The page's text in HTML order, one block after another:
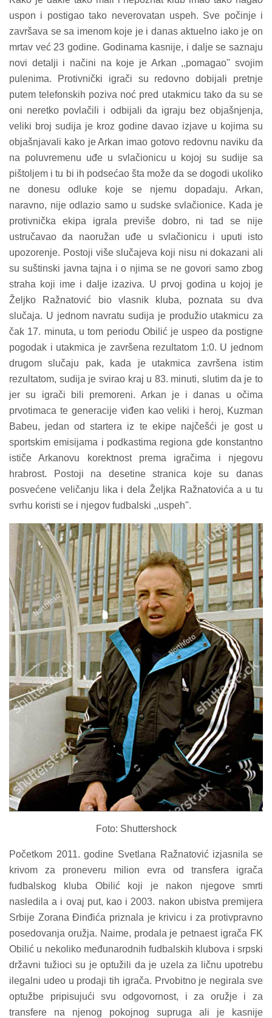
uspon i postigao tako neverovatan uspeh. Sve počinje i
završava se sa imenom koje je i danas aktuelno iako je on
mrtav već 23 godine. Godinama kasnije, i dalje se saznaju
novi detalji i načini na koje je Arkan ,,pomagao'' svojim
pulenima. Protivnički igrači su redovno dobijali pretnje
putem telefonskih poziva noć pred utakmicu tako da su se
oni neretko povlačili i odbijali da igraju bez objašnjenja,
veliki broj sudija je kroz godine davao izjave u kojima su
objašnjavali kako je Arkan imao gotovo redovnu naviku da
na poluvremenu uđe u svlačionicu u kojoj su sudije sa
pištoljem i tu bi ih podsećao šta može da se dogodi ukoliko
ne donesu odluke koje se njemu dopadaju. Arkan,
naravno, nije odlazio samo u sudske svlačionice. Kada je
protivnička ekipa igrala previše dobro, ni tad se nije
ustručavao da naoružan uđe u svlačionicu i uputi isto
upozorenje. Postoji više slučajeva koji nisu ni dokazani ali
su suštinski javna tajna i o njima se ne govori samo zbog
straha koji ime i dalje izaziva. U prvoj godina u kojoj je
Željko Ražnatović bio vlasnik kluba, poznata su dva
slučaja. U jednom navratu sudija je produžio utakmicu za
čak 17. minuta, u tom periodu Obilić je uspeo da postigne
pogodak i utakmica je završena rezultatom 1:0. U jednom
drugom slučaju pak, kada je utakmica završena istim
rezultatom, sudija je svirao kraj u 83. minuti, slutim da je to
jer su igrači bili premoreni. Arkan je i danas u očima
prvotimaca te generacije viđen kao veliki i heroj, Kuzman
Babeu, jedan od startera iz te ekipe najčešći je gost u
sportskim emisijama i podkastima regiona gde konstantno
ističe Arkanovu korektnost prema igračima i njegovu
hrabrost. Postoji na desetine stranica koje su danas
posvećene veličanju lika i dela Željka Ražnatovića a u tu
svrhu koristi se i njegov fudbalski ,,uspeh''.
Foto: Shuttershock
Početkom 2011. godine Svetlana Ražnatović izjasnila se
krivom za proneveru milion evra od transfera igrača
fudbalskog kluba Obilić koji je nakon njegove smrti
nasledila a i ovaj put, kao i 2003. nakon ubistva premijera
Srbije Zorana Đinđića priznala je krivicu i za protivpravno
posedovanja oružja. Naime, prodala je petnaest igrača FK
Obilić u nekoliko međunarodnih fudbalskih klubova i srpski
državni tužioci su je optužili da je uzela za ličnu upotrebu
ilegalni udeo u prodaji tih igrača. Prvobitno je negirala sve
optužbe pripisujući svu odgovornost, i za oružje i za
transfere na njenog pokojnog supruga ali je kasnije